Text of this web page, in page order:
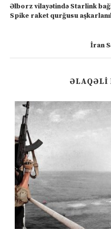
Əlborz vilayətində Starlink
Spike raket qurğusu
İran
ƏLAQƏLI